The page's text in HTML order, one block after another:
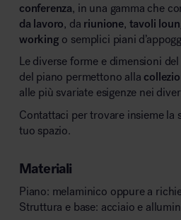
conferenza, in una gamma che
da lavoro, da riunione, tavoli
working o semplici piani
Le diverse forme e dimensioni
del piano permettono alla
alle più svariate esigenze nei
Contattaci per trovare insieme la
tuo spazio.
Materiali
Piano: melaminico oppure a
Struttura e base: acciaio e